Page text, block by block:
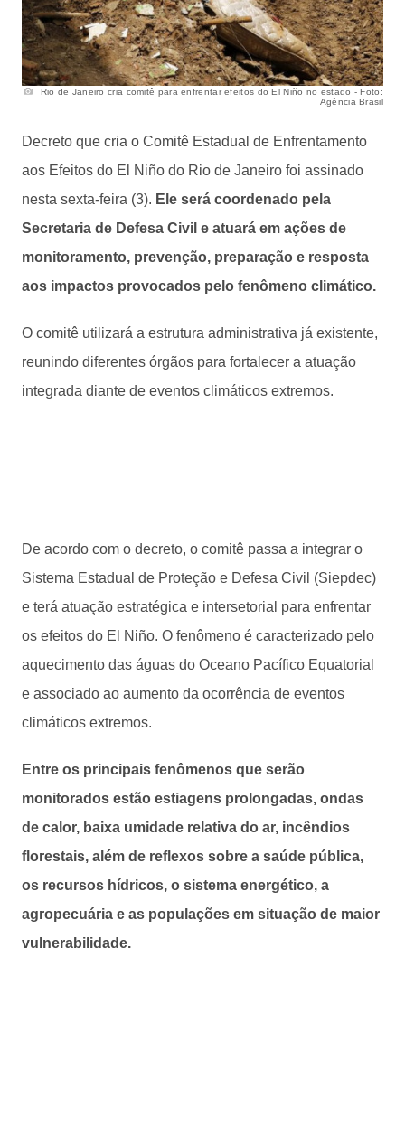
Rio de Janeiro cria comitê para enfrentar efeitos do El Niño no estado - Foto:
Agência Brasil
Decreto que cria o Comitê Estadual de Enfrentamento
aos Efeitos do El Niño do Rio de Janeiro foi assinado
nesta sexta-feira (3). Ele será coordenado pela
Secretaria de Defesa Civil e atuará em ações de
monitoramento, prevenção, preparação e resposta
aos impactos provocados pelo fenômeno climático.
O comitê utilizará a estrutura administrativa já existente,
reunindo diferentes órgãos para fortalecer a atuação
integrada diante de eventos climáticos extremos.
De acordo com o decreto, o comitê passa a integrar o
Sistema Estadual de Proteção e Defesa Civil (Siepdec)
e terá atuação estratégica e intersetorial para enfrentar
os efeitos do El Niño. O fenômeno é caracterizado pelo
aquecimento das águas do Oceano Pacífico Equatorial
e associado ao aumento da ocorrência de eventos
climáticos extremos.
Entre os principais fenômenos que serão
monitorados estão estiagens prolongadas, ondas
de calor, baixa umidade relativa do ar, incêndios
florestais, além de reflexos sobre a saúde pública,
os recursos hídricos, o sistema energético, a
agropecuária e as populações em situação de maior
vulnerabilidade.